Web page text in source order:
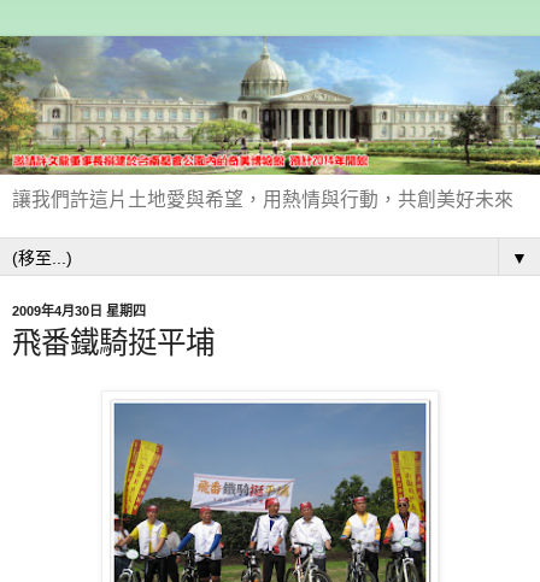
讓我們許這片土地愛與希望，用熱情與行動，共創美好未來
▼
2009年4月30日 星期四
飛番鐵騎挺平埔